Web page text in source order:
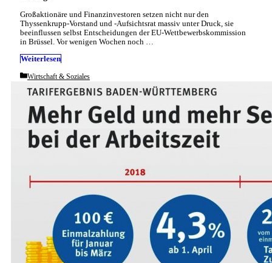
Großaktionäre und Finanzinvestoren setzen nicht nur den
Thyssenkrupp-Vorstand und -Aufsichtsrat massiv unter Druck, sie
beeinflussen selbst Entscheidungen der EU-Wettbewerbskommission
in Brüssel. Vor wenigen Wochen noch …
Weiterlesen
Categories
Wirtschaft & Soziales